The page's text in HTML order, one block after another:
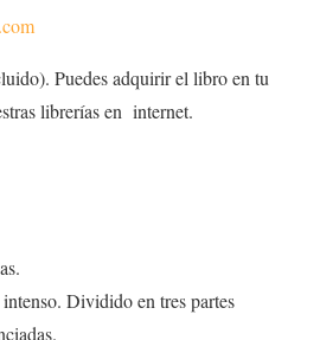
Puedes adquirir el libro en tu
librerías en internet.
Dividido en tres partes